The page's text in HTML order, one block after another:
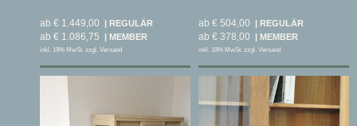
ab € 1.449,00
ab € 1.086,75
inkl. 19% MwSt. zzgl. Versand
ab € 504,00
ab € 378,00
inkl. 19% MwSt. zzgl. Versand